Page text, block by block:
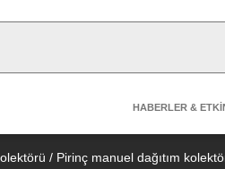
HABERLER &
/ Pirinç manuel dağıtım